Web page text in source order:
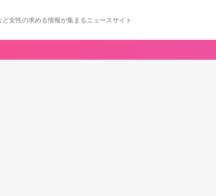
女性の求める情報が集まるニュースサイト